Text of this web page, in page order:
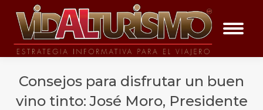
Consejos para disfrutar un buen
vino tinto: José Moro, Presidente